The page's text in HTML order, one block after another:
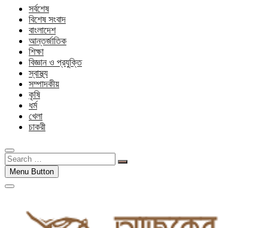
সর্বশেষ
বিশেষ সংবাদ
বাংলাদেশ
আন্তর্জাতিক
শিক্ষা
বিজ্ঞান ও প্রযুক্তি
স্বাস্থ্য
সম্পাদকীয়
কৃষি
ধর্ম
খেলা
চাকরী
Search
…Menu Button